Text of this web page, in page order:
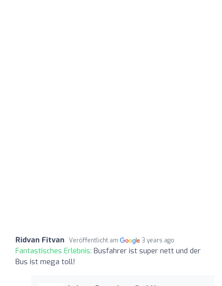
Ridvan Fitvan Veröffentlicht am 3 years ago
Fantastisches Erlebnis: Busfahrer ist super nett und der
Bus ist mega toll!